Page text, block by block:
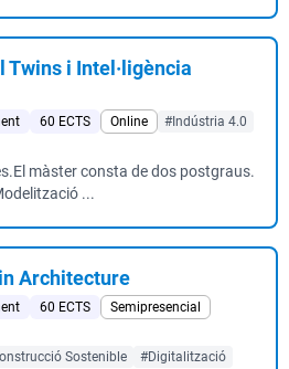
i Intel·ligència
60 ECTS Online #Indústria 4.0
màster consta de dos postgraus.
...
Architecture
60 ECTS
Semipresencial
Sostenible #Digitalització